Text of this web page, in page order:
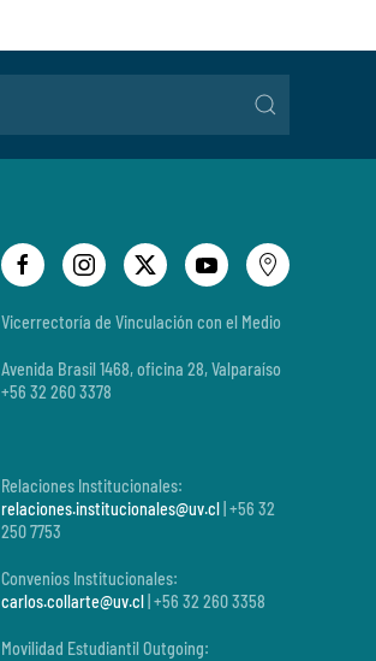
Vicerrectoría de Vinculación con el Medio
Avenida Brasil 1468, oficina 28, Valparaíso
+56 32 260 3378
Relaciones Institucionales:
relaciones.institucionales@uv.cl | +56 32
250 7753
Convenios Institucionales:
carlos.collarte@uv.cl | +56 32 260 3358
Movilidad Estudiantil Outgoing: